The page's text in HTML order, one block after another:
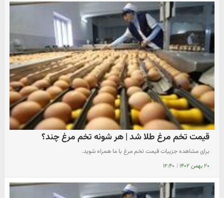
قیمت تخم مرغ طلا شد | هر شونه تخم مرغ چند؟
برای مشاهده جزییات قیمت تخم مرغ با ما همراه شوید.
۲۰ بهمن ۱۴۰۲ | ۱۲:۴۰